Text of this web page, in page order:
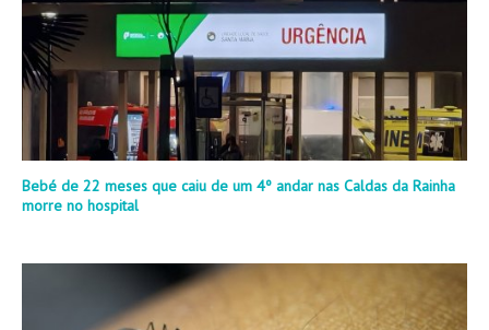
Bebé de 22 meses que caiu de um 4º andar nas Caldas da Rainha
morre no hospital